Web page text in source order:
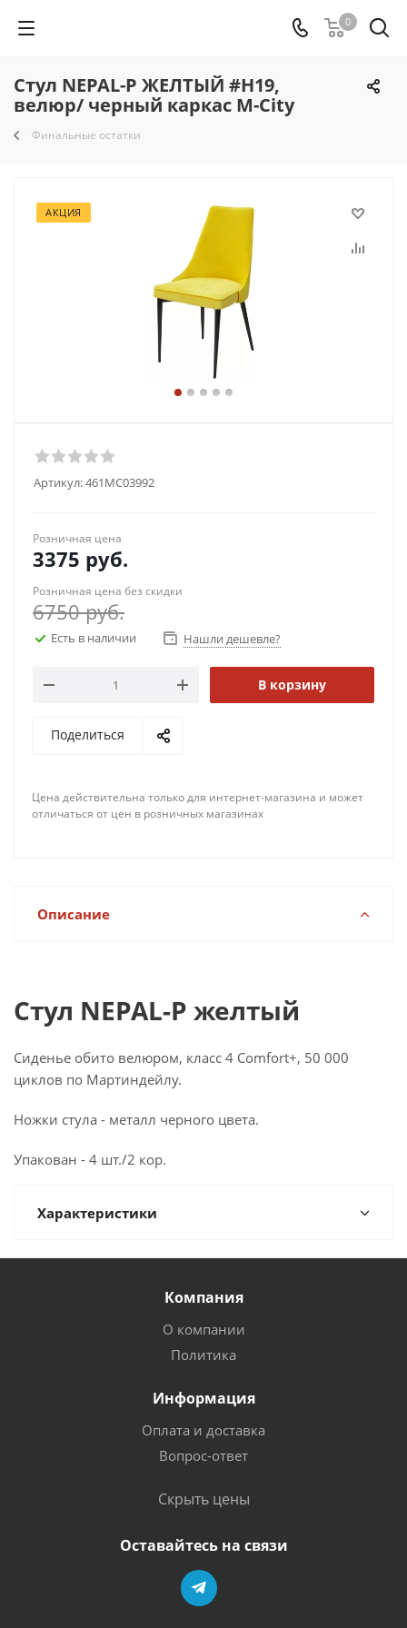
0
Стул NEPAL-P ЖЕЛТЫЙ #H19,
велюр/ черный каркас М-City
Финальные остатки
АКЦИЯ
Артикул:461MC03992
Розничная цена
3375 руб.
Розничная цена без скидки
6750руб.
Есть в наличии Нашли дешевле?
В корзину
Поделиться
Цена действительна только для интернет-магазина и может
отличаться от цен в розничных магазинах
Описание
Стул NEPAL-P желтый
Сиденье обито велюром, класс 4 Comfort+, 50 000
циклов по Мартиндейлу.
Ножки стула - металл черного цвета.
Упакован - 4 шт./2 кор.
Характеристики
Компания
О компании
Политика
Информация
Оплата и доставка
Вопрос-ответ
Скрыть цены
Оставайтесь на связи